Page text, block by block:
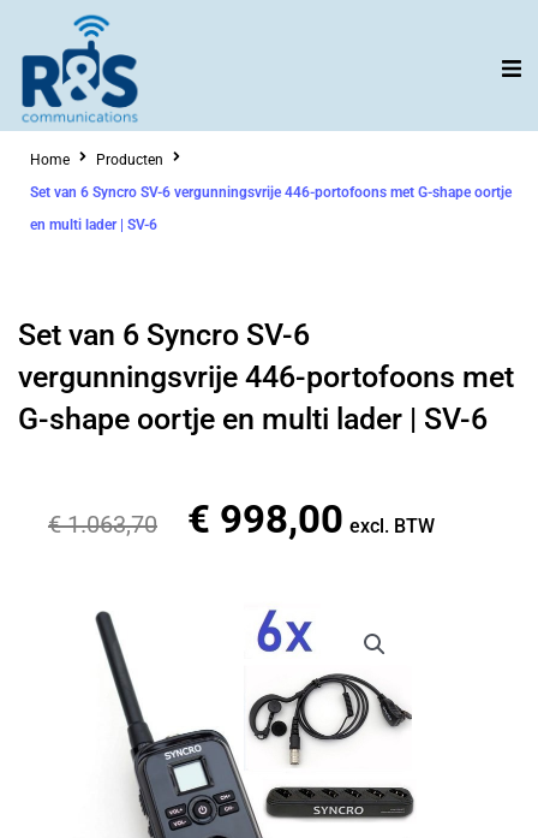
inhoud
Home
Producten
Set van 6 Syncro SV-6 vergunningsvrije 446-portofoons met G-shape oortje
en multi lader | SV-6
Set van 6 Syncro SV-6
vergunningsvrije 446-portofoons met
G-shape oortje en multi lader | SV-6
€1.063,70
Oorspronkelijke
€ 1.063,70.
€ 998,00 Huidige
excl. BTW